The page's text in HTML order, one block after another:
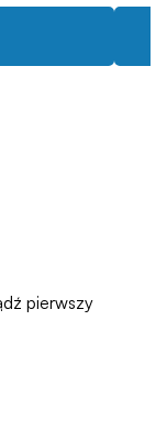
pierwszy